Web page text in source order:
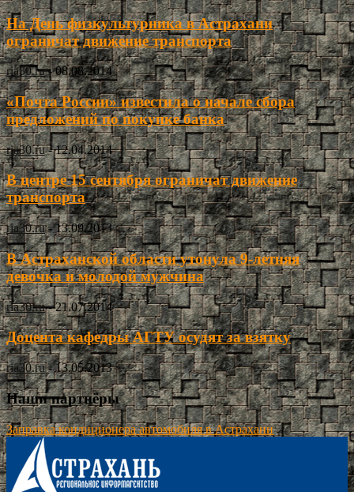
На День физкультурника в Астрахани
ограничат движение транспорта
ria30.ru - 08.08.2014
«Почта России» известила о начале сбора
предложений по покупке банка
ria30.ru - 12.04.2014
В центре 15 сентября ограничат движение
транспорта
ria30.ru - 13.09.2013
В Астраханской области утонула 9-летняя
девочка и молодой мужчина
ria30.ru - 21.07.2014
Доцента кафедры АГТУ осудят за взятку
ria30.ru - 13.05.2013
Наши партнёры
Заправка кондиционера автомобиля в Астрахани